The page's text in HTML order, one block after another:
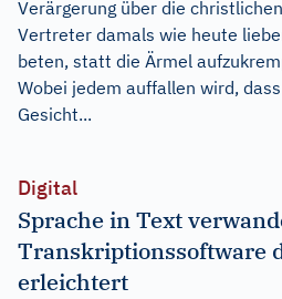
Verärgerung über die
Vertreter damals wie heute
beten, statt die Ärmel
Wobei jedem auffallen wird,
Gesicht...
Digital
Sprache in Text
Transkriptionssoftware
erleichtert